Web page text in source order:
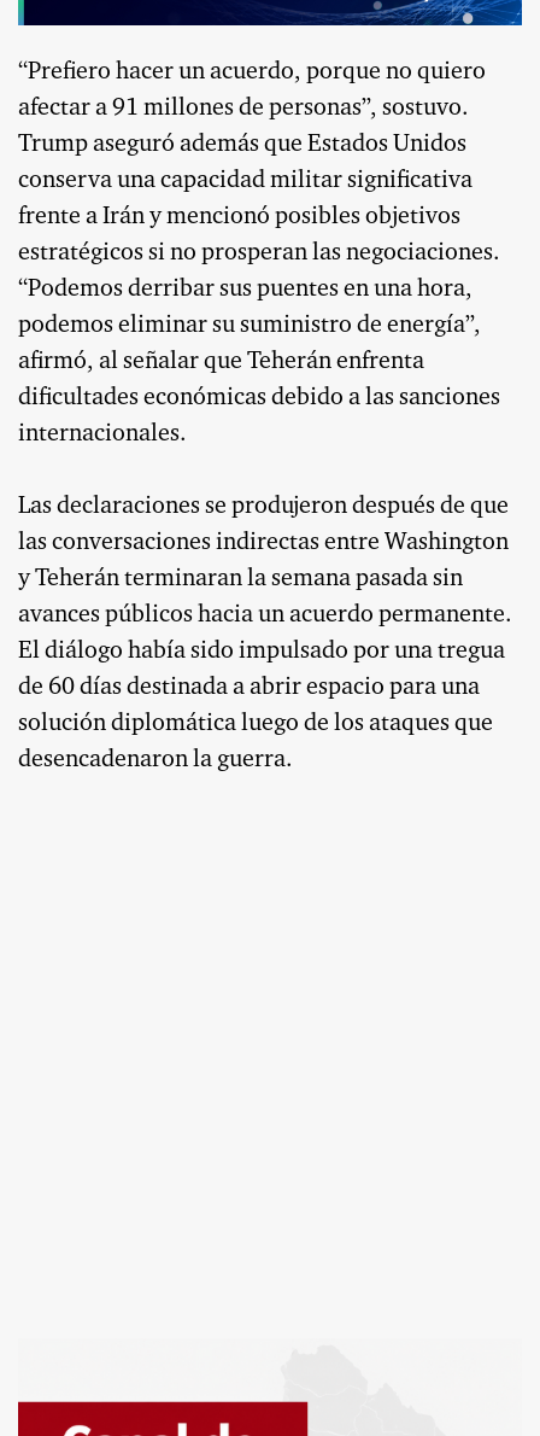
“Prefiero hacer un acuerdo, porque no quiero
afectar a 91 millones de personas”, sostuvo.
Trump aseguró además que Estados Unidos
conserva una capacidad militar significativa
frente a Irán y mencionó posibles objetivos
estratégicos si no prosperan las negociaciones.
“Podemos derribar sus puentes en una hora,
podemos eliminar su suministro de energía”,
afirmó, al señalar que Teherán enfrenta
dificultades económicas debido a las sanciones
internacionales.
Las declaraciones se produjeron después de que
las conversaciones indirectas entre Washington
y Teherán terminaran la semana pasada sin
avances públicos hacia un acuerdo permanente.
El diálogo había sido impulsado por una tregua
de 60 días destinada a abrir espacio para una
solución diplomática luego de los ataques que
desencadenaron la guerra.